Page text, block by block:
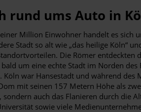
rund ums Auto in
Million Einwohner handelt es
Stadt so alt wie „das heilige Köln“
Die Römer entdeckten
um eine echte Stadt im Norden
war Hansestadt und während
mit seinen 157 Metern Höhe als
auch das Flanieren durch die
sowie viele